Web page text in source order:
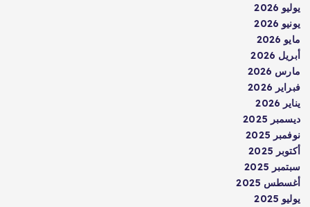
يوليو 2026
يونيو 2026
مايو 2026
أبريل 2026
مارس 2026
فبراير 2026
يناير 2026
ديسمبر 2025
نوفمبر 2025
أكتوبر 2025
سبتمبر 2025
أغسطس 2025
يوليو 2025